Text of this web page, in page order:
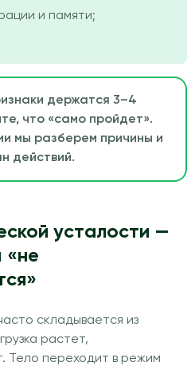
и памяти;
держатся 3–4
что «само пройдет».
мы разберем причины и
действий.
усталости —
«не
складывается из
растет,
Тело переходит в режим